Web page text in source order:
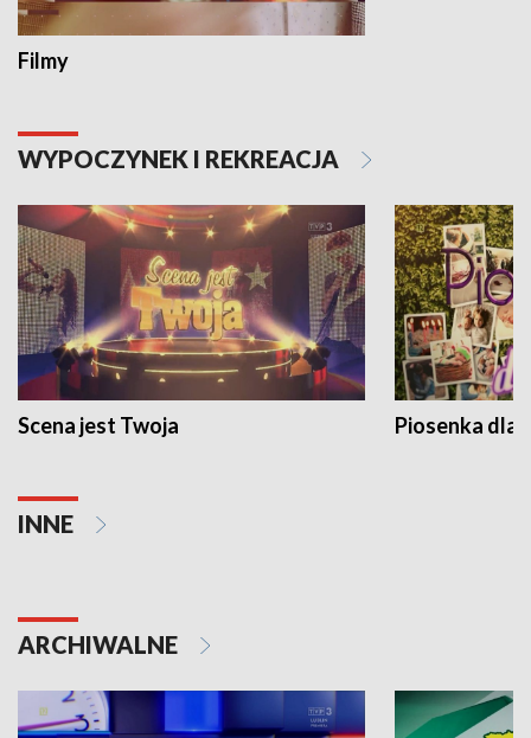
Filmy
WYPOCZYNEK I REKREACJA
Scena jest Twoja Piosenka dla
INNE
ARCHIWALNE